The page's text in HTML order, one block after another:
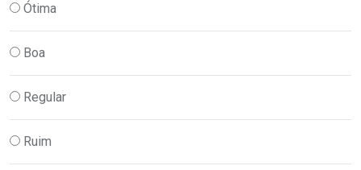
Ótima
Boa
Regular
Ruim